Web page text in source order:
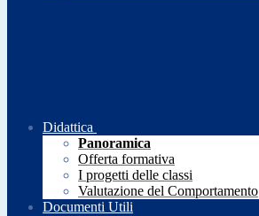
Didattica
Panoramica
Offerta formativa
I progetti delle classi
Valutazione del Comportamento
Documenti Utili